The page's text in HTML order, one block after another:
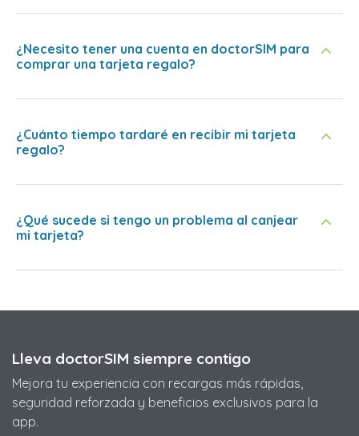
¿Necesito tener una cuenta en doctorSIM para
comprar una tarjeta regalo?
¿Cuánto tiempo tardaré en recibir mi tarjeta
regalo?
¿Qué sucede si tengo un problema al canjear
mi tarjeta?
Lleva doctorSIM siempre contigo
Mejora tu experiencia con recargas más rápidas,
seguridad reforzada y beneficios exclusivos para la
app.